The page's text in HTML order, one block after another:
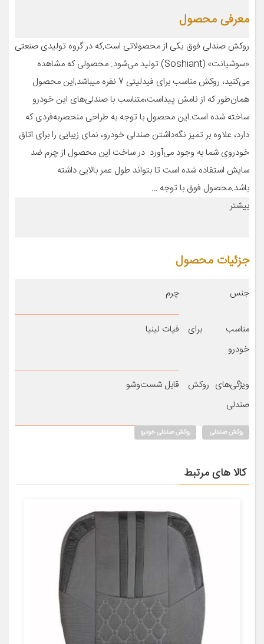
معرفی محصول
روکش صندلی فوق یکی از محصولاتی است,که در گروه تولیدی صنعتی
«سوشیانت» (Soshiant) تولید می‌شود. محصولی که مشاهده
می‌کنید، روکش مناسب برای فیدلیتی 7 نفره میباشد,این محصول
همان‌طور که از نامش پیداست،متناسب با صندلی‌های این خودرو
ساخته شده است.این محصول با توجه به طراحی منحصربه‌فردی که
دارد، علاوه بر تمیز نگه‌داشتن صندلی خودرو، نمای زیبایی را برای اتاق
خودروی شما به وجود می‌آورد. در ساخت این محصول از چرم ضد
سایش استفاده شده است تا بتواند طول عمر بالایی داشته
باشد.محصول فوق با توجه …
بیشتر
جزئیات محصول
جنس چرم
مناسب برای
خودرو
فیات لینیا
ویژگی‌های روکش
صندلی
قابل شست‌وشو
روکش صندلی روکش صندلی خودرو
کالا های مرتبط